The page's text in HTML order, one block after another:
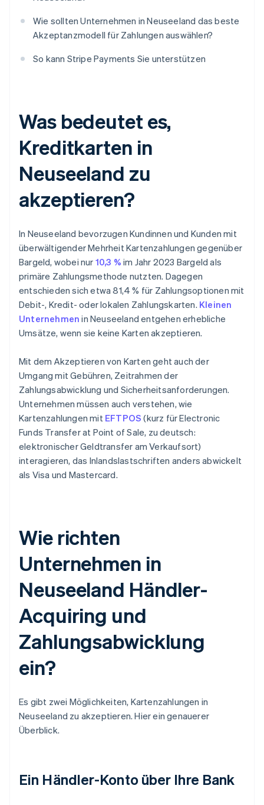
Wie sollten Unternehmen in Neuseeland das beste
Akzeptanzmodell für Zahlungen auswählen?
So kann Stripe Payments Sie unterstützen
Was bedeutet es,
Kreditkarten in
Neuseeland zu
akzeptieren?
In Neuseeland bevorzugen Kundinnen und Kunden mit
überwältigender Mehrheit Kartenzahlungen gegenüber
Bargeld, wobei nur 10,3 % im Jahr 2023 Bargeld als
primäre Zahlungsmethode nutzten. Dagegen
entschieden sich etwa 81,4 % für Zahlungsoptionen mit
Debit-, Kredit- oder lokalen Zahlungskarten. Kleinen
Unternehmen in Neuseeland entgehen erhebliche
Umsätze, wenn sie keine Karten akzeptieren.
Mit dem Akzeptieren von Karten geht auch der
Umgang mit Gebühren, Zeitrahmen der
Zahlungsabwicklung und Sicherheitsanforderungen.
Unternehmen müssen auch verstehen, wie
Kartenzahlungen mit EFTPOS (kurz für Electronic
Funds Transfer at Point of Sale, zu deutsch:
elektronischer Geldtransfer am Verkaufsort)
interagieren, das Inlandslastschriften anders abwickelt
als Visa und Mastercard.
Wie richten
Unternehmen in
Neuseeland Händler-
Acquiring und
Zahlungsabwicklung
ein?
Es gibt zwei Möglichkeiten, Kartenzahlungen in
Neuseeland zu akzeptieren. Hier ein genauerer
Überblick.
Ein Händler-Konto über Ihre Bank